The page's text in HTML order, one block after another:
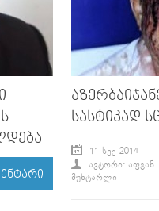
ᲡᲐᲡᲢᲘᲙᲐᲓ
11 ᲡᲔᲥ 2014
ᲐᲕᲢᲝᲠᲘ: ᲐᲤᲒᲐᲜ
ᲛᲣᲮᲢᲐᲠᲚᲘ